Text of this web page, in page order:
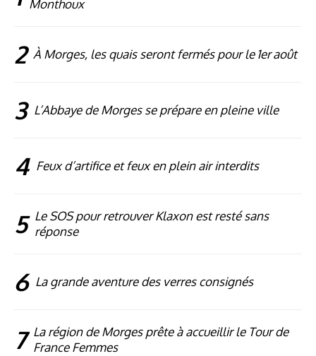
Monthoux
2 À Morges, les quais seront fermés pour le 1er août
3 L’Abbaye de Morges se prépare en pleine ville
4 Feux d’artifice et feux en plein air interdits
5 Le SOS pour retrouver Klaxon est resté sans
réponse
6 La grande aventure des verres consignés
7 La région de Morges prête à accueillir le Tour de
France Femmes